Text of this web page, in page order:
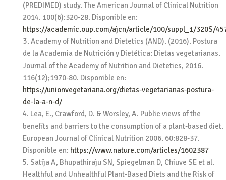
(PREDIMED) study. The American Journal of Clinical Nutrition
2014. 100(6):320-28. Disponible en:
https://academic.oup.com/ajcn/article/100/suppl_1/320S/
Academy of Nutrition and Dietetics (AND). (2016). Postura
de la Academia de Nutrición y Dietética: Dietas vegetarianas.
Journal of the Academy of Nutrition and Dietetics, 2016.
116(12);1970-80. Disponible en:
https://unionvegetariana.org/dietas-vegetarianas-postura-
de-la-a-n-d/
Lea, E., Crawford, D. & Worsley, A. Public views of the
benefits and barriers to the consumption of a plant-based diet.
European Journal of Clinical Nutrition 2006. 60:828-37.
Disponible en: https://www.nature.com/articles/1602387
Satija A, Bhupathiraju SN, Spiegelman D, Chiuve SE et al.
Healthful and Unhealthful Plant-Based Diets and the Risk of